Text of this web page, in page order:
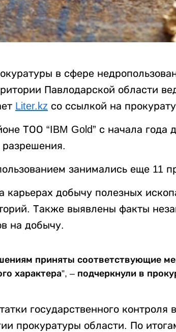
в сфере
Павлодарской области
Liter.kz со ссылкой на
ТОО “IBM Gold” с начала года
разрешения.
занимались еще 11
карьерах добычу полезных
Также выявлены факты
на добычу.
приняты соответствующие
характера”, – подчеркнули в
государственного контроля
прокуратуры области. По